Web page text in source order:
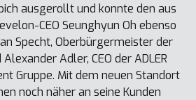
ausgerollt und konnte den aus
CEO Seunghyun Oh ebenso
Specht, Oberbürgermeister der
Adler, CEO der ADLER
Gruppe. Mit dem neuen Standort
noch näher an seine Kunden